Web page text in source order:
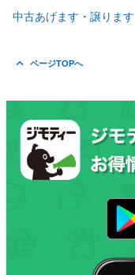
中古あげます・譲ります
ページTOPへ